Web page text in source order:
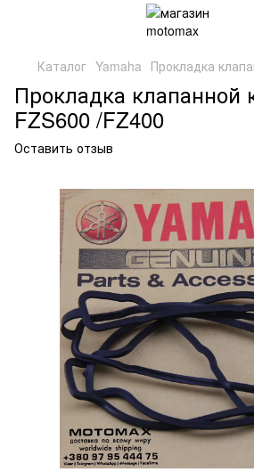
Каталог Yamaha Прокладка
Прокладка
FZS600 /FZ400
Оставить отзыв